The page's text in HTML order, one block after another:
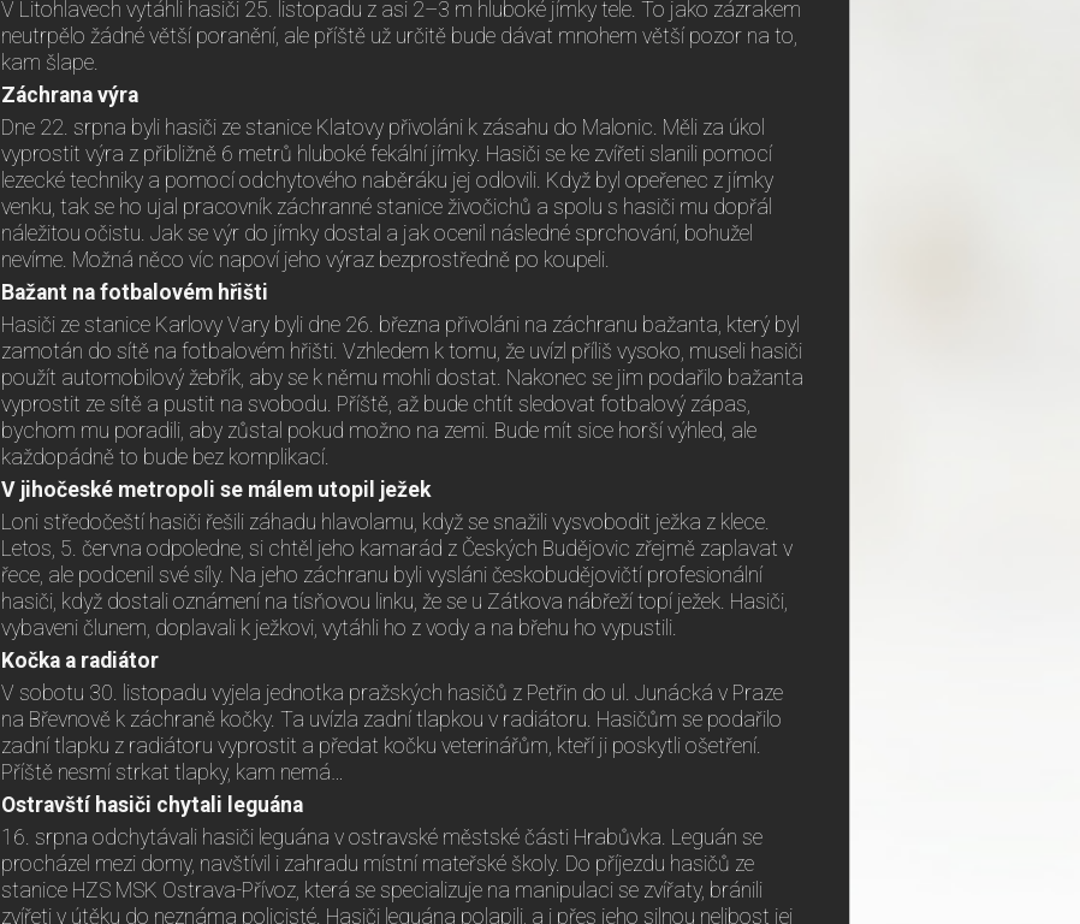
V Litohlavech vytáhli hasiči 25. listopadu z asi 2–3 m hluboké jímky tele. To jako zázrakem
neutrpělo žádné větší poranění, ale příště už určitě bude dávat mnohem větší pozor na to,
kam šlape.
Záchrana výra
Dne 22. srpna byli hasiči ze stanice Klatovy přivoláni k zásahu do Malonic. Měli za úkol
vyprostit výra z přibližně 6 metrů hluboké fekální jímky. Hasiči se ke zvířeti slanili pomocí
lezecké techniky a pomocí odchytového naběráku jej odlovili. Když byl opeřenec z jímky
venku, tak se ho ujal pracovník záchranné stanice živočichů a spolu s hasiči mu dopřál
náležitou očistu. Jak se výr do jímky dostal a jak ocenil následné sprchování, bohužel
nevíme. Možná něco víc napoví jeho výraz bezprostředně po koupeli.
Bažant na fotbalovém hřišti
Hasiči ze stanice Karlovy Vary byli dne 26. března přivoláni na záchranu bažanta, který byl
zamotán do sítě na fotbalovém hřišti. Vzhledem k tomu, že uvízl příliš vysoko, museli hasiči
použít automobilový žebřík, aby se k němu mohli dostat. Nakonec se jim podařilo bažanta
vyprostit ze sítě a pustit na svobodu. Příště, až bude chtít sledovat fotbalový zápas,
bychom mu poradili, aby zůstal pokud možno na zemi. Bude mít sice horší výhled, ale
každopádně to bude bez komplikací.
V jihočeské metropoli se málem utopil ježek
Loni středočeští hasiči řešili záhadu hlavolamu, když se snažili vysvobodit ježka z klece.
Letos, 5. června odpoledne, si chtěl jeho kamarád z Českých Budějovic zřejmě zaplavat v
řece, ale podcenil své síly. Na jeho záchranu byli vysláni českobudějovičtí profesionální
hasiči, když dostali oznámení na tísňovou linku, že se u Zátkova nábřeží topí ježek. Hasiči,
vybaveni člunem, doplavali k ježkovi, vytáhli ho z vody a na břehu ho vypustili.
Kočka a radiátor
V sobotu 30. listopadu vyjela jednotka pražských hasičů z Petřin do ul. Junácká v Praze
na Břevnově k záchraně kočky. Ta uvízla zadní tlapkou v radiátoru. Hasičům se podařilo
zadní tlapku z radiátoru vyprostit a předat kočku veterinářům, kteří ji poskytli ošetření.
Příště nesmí strkat tlapky, kam nemá…
Ostravští hasiči chytali leguána
16. srpna odchytávali hasiči leguána v ostravské městské části Hrabůvka. Leguán se
procházel mezi domy, navštívil i zahradu místní mateřské školy. Do příjezdu hasičů ze
stanice HZS MSK Ostrava-Přívoz, která se specializuje na manipulaci se zvířaty, bránili
zvířeti v útěku do neznáma policisté. Hasiči leguána polapili, a i přes jeho silnou nelibost jej